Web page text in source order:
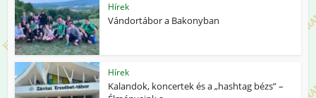
Hírek
Vándortábor a Bakonyban
Hírek
Kalandok, koncertek és a „hashtag bézs” –